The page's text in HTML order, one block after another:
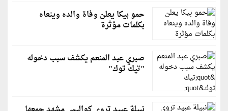
حمو بيكا يعلن وفاة والده وينعاه
بكلمات مؤثرة
صبري عبد المنعم يكشف سبب دخوله
"تيك توك"